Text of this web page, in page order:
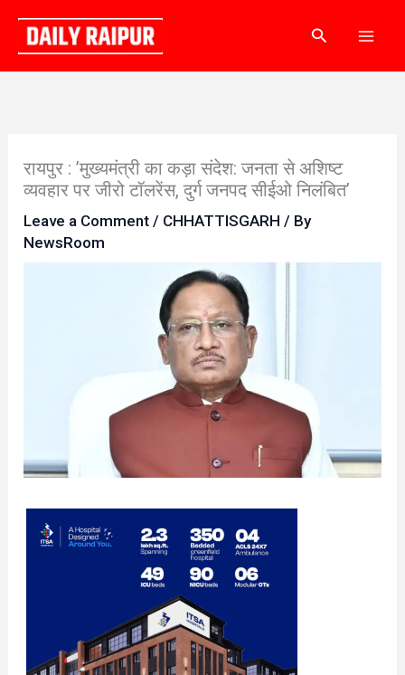
content
Search
रायपुर : ’मुख्यमंत्री का कड़ा संदेश: जनता से अशिष्ट
व्यवहार पर जीरो टॉलरेंस, दुर्ग जनपद सीईओ निलंबित’
Leave a Comment / CHHATTISGARH / By
NewsRoom